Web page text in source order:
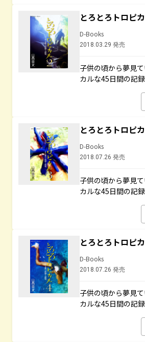
とろとろトロピ
D-Books
2018.03.29 発売
子供の頃から夢見
カルな45日間の記録
とろとろトロピ
D-Books
2018.07.26 発売
子供の頃から夢見
カルな45日間の記録
とろとろトロピ
D-Books
2018.07.26 発売
子供の頃から夢見
カルな45日間の記録